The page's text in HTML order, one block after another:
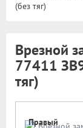
(без тяг)
Врезной
77411
тяг)
Правый